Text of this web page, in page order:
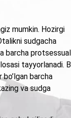
mumkin. Hozirgi
sudgacha
barcha protsessual
tayyorlanadi.
barcha
va sudga